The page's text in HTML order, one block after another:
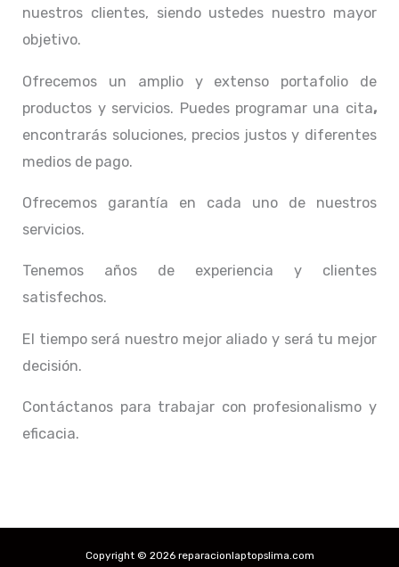
nuestros clientes, siendo ustedes nuestro mayor
objetivo.
Ofrecemos un amplio y extenso portafolio de
productos y servicios. Puedes programar una cita,
encontrarás soluciones, precios justos y diferentes
medios de pago.
Ofrecemos garantía en cada uno de nuestros
servicios.
Tenemos años de experiencia y clientes
satisfechos.
El tiempo será nuestro mejor aliado y será tu mejor
decisión.
Contáctanos para trabajar con profesionalismo y
eficacia.
Copyright © 2026 reparacionlaptopslima.com